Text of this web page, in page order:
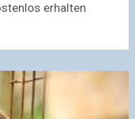
erhalten